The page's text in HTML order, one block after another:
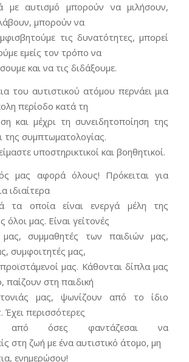
με αυτισμό μπορούν να μιλήσουν,
μπορούν να
τις δυνατότητες, μπορεί
εμείς τον τρόπο να
και να τις διδάξουμε.
του αυτιστικού ατόμου περνάει μια
περίοδο κατά τη
και μέχρι τη συνειδητοποίηση της
της συμπτωματολογίας.
υποστηρικτικοί και βοηθητικοί.
μας αφορά όλους! Πρόκειται για
ιδιαίτερα
τα οποία είναι ενεργά μέλη της
όλοι μας. Είναι γείτονές
συμμαθητές των παιδιών μας,
συμφοιτητές μας,
μας. Κάθονται δίπλα μας
παίζουν στη παιδική
μας, ψωνίζουν από το ίδιο
Έχει περισσότερες
από όσες φαντάζεσαι να
στη ζωή με ένα αυτιστικό άτομο, μη
ενημερώσου!